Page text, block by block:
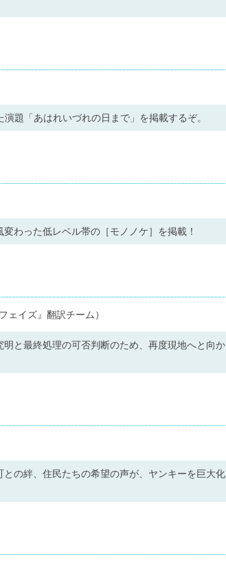
題「あはれいづれの日まで」を掲載するぞ。
わった低レベル帯の［モノノケ］を掲載！
イズ』翻訳チーム）
と最終処理の可否判断のため、再度現地へと向か
の絆、住民たちの希望の声が、ヤンキーを巨大化